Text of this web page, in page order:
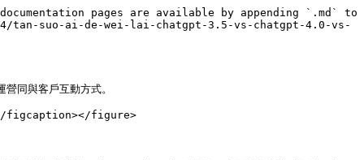
pages are available by appending `.md` to
tan-suo-ai-de-wei-lai-chatgpt-3.5-vs-chatgpt-4.0-vs-
同與客戶互動方式。
figcaption></figure>